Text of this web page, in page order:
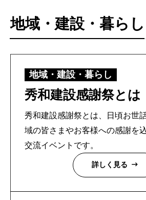
地域・建設・暮らし
地域・建設・暮らし
秀和建設感謝祭とは
秀和建設感謝祭とは、日頃お世
域の皆さまやお客様への感謝を
交流イベントです。
詳しく見る